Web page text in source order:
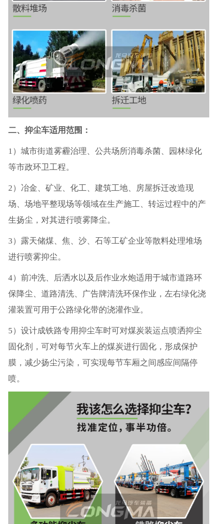
二、抑尘车适用范围：
1）城市街道雾霾治理、公共场所消毒杀菌、园林绿化
等市政环卫工程。
2）冶金、矿业、化工、建筑工地、房屋拆迁改造现
场、场地平整现场等领域在生产施工、转运过程中的产
生扬尘，对其进行喷雾降尘。
3）露天储煤、焦、沙、石等工矿企业等散料处理堆场
进行喷雾抑尘。
4）前冲洗、后洒水以及后作业水炮适用于城市道路环
保降尘、道路清洗、广告牌清洗环保作业，左右绿化浇
灌装置可用于公路绿化带的浇灌作业。
5）设计成铁路专用抑尘车时可对煤炭装运点喷洒抑尘
固化剂，可对每节火车上的煤炭进行固化，形成保护
膜，减少扬尘污染，可实现每节车厢之间感应间隔停
喷。